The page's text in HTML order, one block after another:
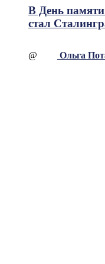
В День
стал
@ Ольга